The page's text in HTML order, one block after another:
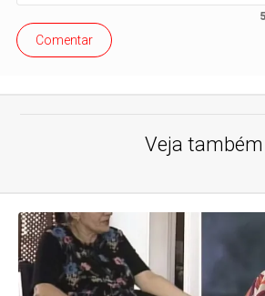
Comentar
Veja também